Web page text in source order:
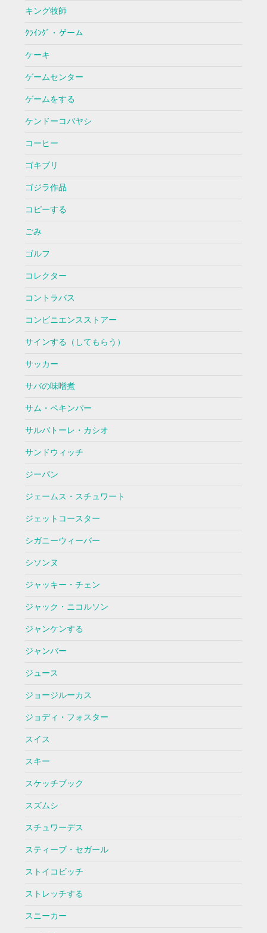
キング牧師
ｸﾗｲﾝｸﾞ・ゲーム
ケーキ
ゲームセンター
ゲームをする
ケンドーコバヤシ
コーヒー
ゴキブリ
ゴジラ作品
コピーする
ごみ
ゴルフ
コレクター
コントラバス
コンビニエンスストアー
サインする（してもらう）
サッカー
サバの味噌煮
サム・ペキンパー
サルバトーレ・カシオ
サンドウィッチ
ジーパン
ジェームス・スチュワート
ジェットコースター
シガニーウィーバー
シソンヌ
ジャッキー・チェン
ジャック・ニコルソン
ジャンケンする
ジャンバー
ジュース
ジョージルーカス
ジョディ・フォスター
スイス
スキー
スケッチブック
スズムシ
スチュワーデス
スティーブ・セガール
ストイコビッチ
ストレッチする
スニーカー